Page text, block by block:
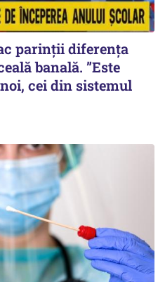
parinții diferența
banală. ”Este
cei din sistemul